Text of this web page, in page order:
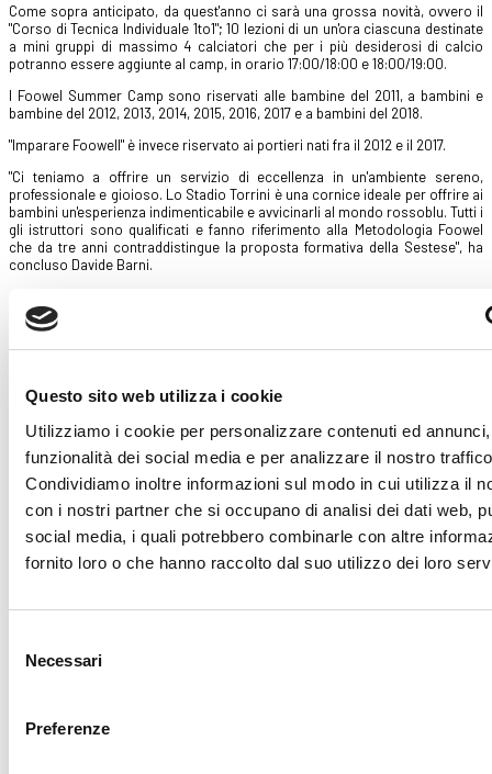
Questo sito web utilizza i cookie
Utilizziamo i cookie per personalizzare contenuti ed
funzionalità dei social media e per analizzare il nostro
Condividiamo inoltre informazioni sul modo in cui utilizza il
con i nostri partner che si occupano di analisi dei dati web,
social media, i quali potrebbero combinarle con altre
fornito loro o che hanno raccolto dal suo utilizzo dei loro
delNecessari
Preferenze
Come sopra anticipato, da quest'anno ci sarà una grossa novità, ovvero il
"Corso di Tecnica Individuale 1to1"; 10 lezioni di un un'ora ciascuna destinate
a mini gruppi di massimo 4 calciatori che per i più desiderosi di calcio
potranno essere aggiunte al camp, in orario 17:00/18:00 e 18:00/19:00.
I Foowel Summer Camp sono riservati alle bambine del 2011, a bambini e
bambine del 2012, 2013, 2014, 2015, 2016, 2017 e a bambini del 2018.
"Imparare Foowell" è invece riservato ai portieri nati fra il 2012 e il 2017.
"Ci teniamo a offrire un servizio di eccellenza in un'ambiente sereno,
professionale e gioioso. Lo Stadio Torrini è una cornice ideale per offrire ai
bambini un'esperienza indimenticabile e avvicinarli al mondo rossoblu. Tutti i
gli istruttori sono qualificati e fanno riferimento alla Metodologia Foowel
che da tre anni contraddistingue la proposta formativa della Sestese", ha
concluso Davide Barni.
Articolo precedente: PRIMA SQUADRA E JUNIORES: UN ALTRO FINE
SETTIMANA AD ALTA TENSIONEPrecArticolo successivo: IL BORUSSIA
SI AGGIUDICA LA EUROPE CUP U12: SFUMA IN FINALE IL SOGNO DEL
PISAAvanti
Segui Sestese Calcio sui social media